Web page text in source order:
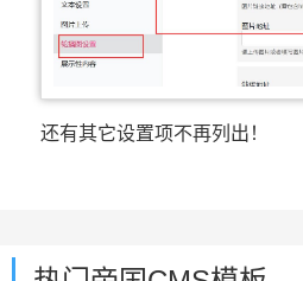
还有其它设置项不再列出！